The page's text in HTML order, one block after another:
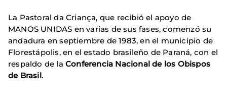
La Pastoral da Criança, que recibió el apoyo de
MANOS UNIDAS en varias de sus fases, comenzó su
andadura en septiembre de 1983, en el municipio de
Florestápolis, en el estado brasileño de Paraná, con el
respaldo de la Conferencia Nacional de los Obispos
de Brasil.